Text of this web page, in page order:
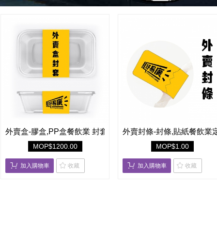
外賣盒-膠盒,PP盒餐飲業 封套定製
MOP$1200.00
加入購物車 收藏
外賣封條-封條,貼紙餐飲業
MOP$1.00
加入購物車 收藏